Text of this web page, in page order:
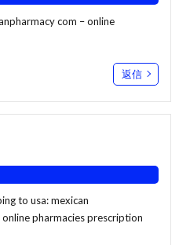
com – online
返信
to usa:mexican
online pharmacies prescription